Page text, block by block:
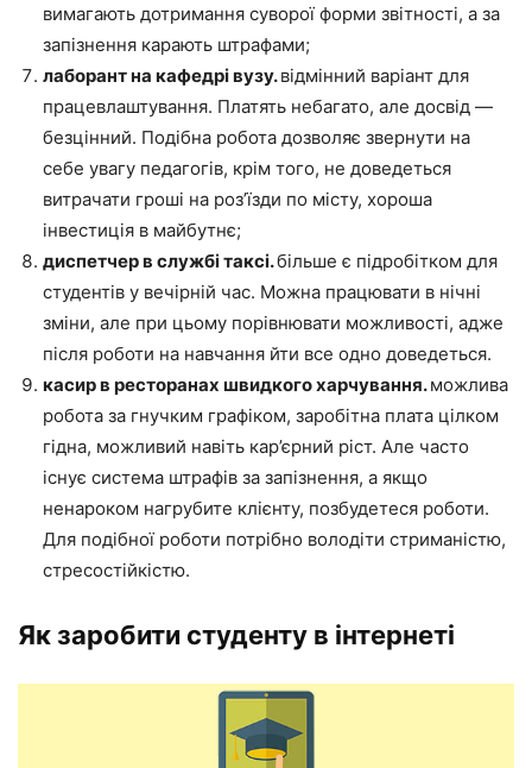
вимагають дотримання суворої форми звітності, а за
запізнення карають штрафами;
лаборант на кафедрі вузу.відмінний варіант для
працевлаштування. Платять небагато, але досвід —
безцінний. Подібна робота дозволяє звернути на
себе увагу педагогів, крім того, не доведеться
витрачати гроші на роз’їзди по місту, хороша
інвестиція в майбутнє;
диспетчер в службі таксі.більше є підробітком для
студентів у вечірній час. Можна працювати в нічні
зміни, але при цьому порівнювати можливості, адже
після роботи на навчання йти все одно доведеться.
касир в ресторанах швидкого харчування.можлива
робота за гнучким графіком, заробітна плата цілком
гідна, можливий навіть кар’єрний ріст. Але часто
існує система штрафів за запізнення, а якщо
ненароком нагрубите клієнту, позбудетеся роботи.
Для подібної роботи потрібно володіти стриманістю,
стресостійкістю.
Як заробити студенту в інтернеті